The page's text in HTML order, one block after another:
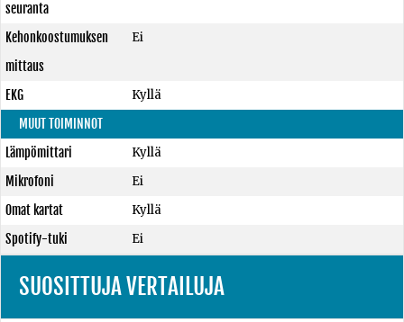
seuranta
Kehonkoostumuksen
mittaus
Ei
EKG
Kyllä
MUUT TOIMINNOT
Lämpömittari
Kyllä
Mikrofoni
Ei
Omat kartat
Kyllä
Spotify-tuki
Ei
SUOSITTUJA VERTAILUJA